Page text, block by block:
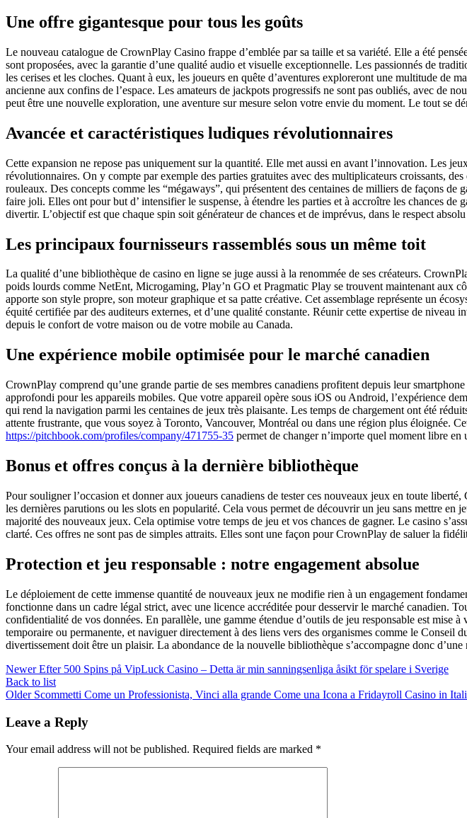
Une offre gigantesque pour tous les goûts
Le nouveau catalogue de CrownPlay Casino frappe d’emblée par sa taille et sa variété. Elle a été
sont proposées, avec la garantie d’une qualité audio et visuelle exceptionnelle. Les passionnés de
les cerises et les cloches. Quant à eux, les joueurs en quête d’aventures exploreront une multitude de
ancienne aux confins de l’espace. Les amateurs de jackpots progressifs ne sont pas oubliés, avec de
peut être une nouvelle exploration, une aventure sur mesure selon votre envie du moment. Le tout se
Avancée et caractéristiques ludiques révolutionnaires
Cette expansion ne repose pas uniquement sur la quantité. Elle met aussi en avant l’innovation. Les
révolutionnaires. On y compte par exemple des parties gratuites avec des multiplicateurs croissants,
rouleaux. Des concepts comme les “mégaways”, qui présentent des centaines de milliers de façons
faire joli. Elles ont pour but d’ intensifier le suspense, à étendre les parties et à accroître les chances
divertir. L’objectif est que chaque spin soit générateur de chances et de imprévus, dans le respect
Les principaux fournisseurs rassemblés sous un même toit
La qualité d’une bibliothèque de casino en ligne se juge aussi à la renommée de ses créateurs.
poids lourds comme NetEnt, Microgaming, Play’n GO et Pragmatic Play se trouvent maintenant aux
apporte son style propre, son moteur graphique et sa patte créative. Cet assemblage représente un
équité certifiée par des auditeurs externes, et d’une qualité constante. Réunir cette expertise de
depuis le confort de votre maison ou de votre mobile au Canada.
Une expérience mobile optimisée pour le marché canadien
CrownPlay comprend qu’une grande partie de ses membres canadiens profitent depuis leur
approfondi pour les appareils mobiles. Que votre appareil opère sous iOS ou Android, l’expérience
qui rend la navigation parmi les centaines de jeux très plaisante. Les temps de chargement ont été
attente frustrante, que vous soyez à Toronto, Vancouver, Montréal ou dans une région plus éloignée.
https://pitchbook.com/profiles/company/471755-35 permet de changer n’importe quel moment libre en
Bonus et offres conçus à la dernière bibliothèque
Pour souligner l’occasion et donner aux joueurs canadiens de tester ces nouveaux jeux en toute
les dernières parutions ou les slots en popularité. Cela vous permet de découvrir un jeu sans mettre
majorité des nouveaux jeux. Cela optimise votre temps de jeu et vos chances de gagner. Le casino
clarté. Ces offres ne sont pas de simples attraits. Elles sont une façon pour CrownPlay de saluer la
Protection et jeu responsable : notre engagement absolue
Le déploiement de cette immense quantité de nouveaux jeux ne modifie rien à un engagement
fonctionne dans un cadre légal strict, avec une licence accréditée pour desservir le marché canadien.
confidentialité de vos données. En parallèle, une gamme étendue d’outils de jeu responsable est
temporaire ou permanente, et naviguer directement à des liens vers des organismes comme le
divertissement doit être un plaisir. La abondance de la nouvelle bibliothèque s’accompagne donc
Newer Efter 500 Spins på VipLuck Casino – Detta är min sanningsenliga åsikt för spelare i Sverige
Back to list
Older Scommetti Come un Professionista, Vinci alla grande Come una Icona a Fridayroll Casino in
Leave a Reply
Your email address will not be published. Required fields are marked *